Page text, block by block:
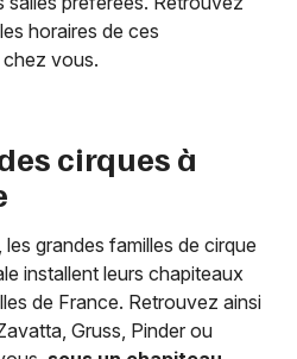
horaires de ces
vous.
cirques à
les grandes familles de cirque
installent leurs chapiteaux
de France. Retrouvez ainsi
Gruss, Pinder ou